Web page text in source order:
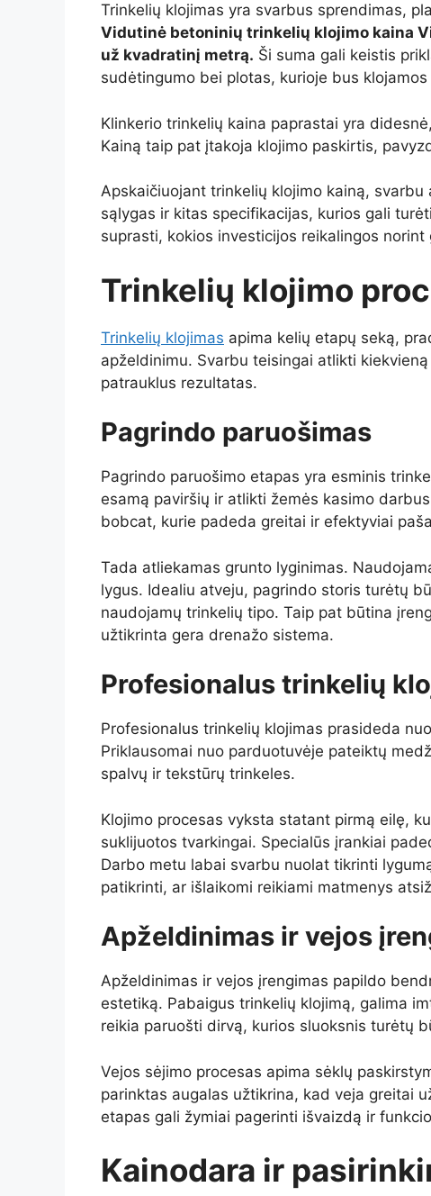
Trinkelių klojimas yra svarbus sprendimas,
Vidutinė betoninių trinkelių klojimo kaina
už kvadratinį metrą. Ši suma gali keistis
sudėtingumo bei plotas, kurioje bus
Klinkerio trinkelių kaina paprastai yra
Kainą taip pat įtakoja klojimo paskirtis,
Apskaičiuojant trinkelių klojimo kainą,
sąlygas ir kitas specifikacijas, kurios gali
suprasti, kokios investicijos reikalingos
Trinkelių klojimo
Trinkelių klojimas apima kelių etapų seką,
apželdinimu. Svarbu teisingai atlikti
patrauklus rezultatas.
Pagrindo paruošimas
Pagrindo paruošimo etapas yra esminis
esamą paviršių ir atlikti žemės kasimo
bobcat, kurie padeda greitai ir efektyviai
Tada atliekamas grunto lyginimas.
lygus. Idealiu atveju, pagrindo storis turėtų
naudojamų trinkelių tipo. Taip pat būtina
užtikrinta gera drenažo sistema.
Profesionalus trinkelių
Profesionalus trinkelių klojimas prasideda
Priklausomai nuo parduotuvėje pateiktų
spalvų ir tekstūrų trinkeles.
Klojimo procesas vyksta statant pirmą eilę,
suklijuotos tvarkingai. Specialūs įrankiai
Darbo metu labai svarbu nuolat tikrinti
patikrinti, ar išlaikomi reikiami matmenys
Apželdinimas ir vejos
Apželdinimas ir vejos įrengimas papildo
estetiką. Pabaigus trinkelių klojimą, galima
reikia paruošti dirvą, kurios sluoksnis turėtų
Vejos sėjimo procesas apima sėklų
parinktas augalas užtikrina, kad veja greitai
etapas gali žymiai pagerinti išvaizdą ir
Kainodara ir